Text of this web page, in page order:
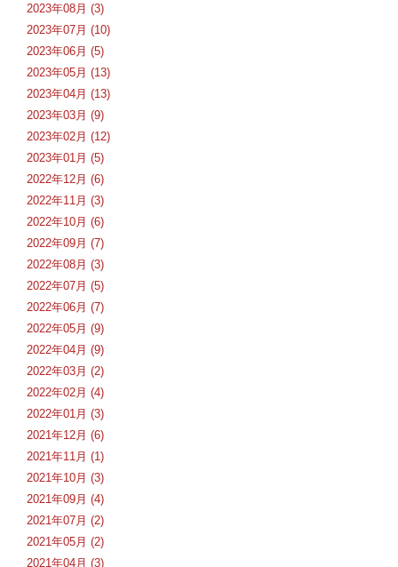
2023年08月 (3)
2023年07月 (10)
2023年06月 (5)
2023年05月 (13)
2023年04月 (13)
2023年03月 (9)
2023年02月 (12)
2023年01月 (5)
2022年12月 (6)
2022年11月 (3)
2022年10月 (6)
2022年09月 (7)
2022年08月 (3)
2022年07月 (5)
2022年06月 (7)
2022年05月 (9)
2022年04月 (9)
2022年03月 (2)
2022年02月 (4)
2022年01月 (3)
2021年12月 (6)
2021年11月 (1)
2021年10月 (3)
2021年09月 (4)
2021年07月 (2)
2021年05月 (2)
2021年04月 (3)